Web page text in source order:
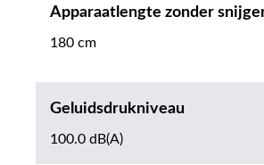
Apparaatlengte zonder
180 cm
Geluidsdrukniveau
100.0 dB(A)